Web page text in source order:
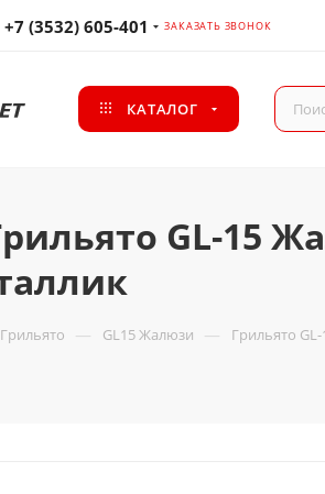
+7 (3532) 605-401 ЗАКАЗАТЬ ЗВОНОК
КАТАЛОГ
GL-15
Грильято — GL15 Жалюзи — Грильято